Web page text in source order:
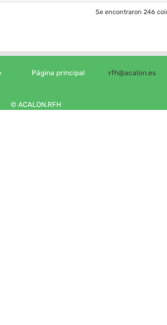
Se encontraron 246
Página principal rfh@acalon.es
© ACALON.RFH